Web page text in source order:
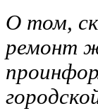
О том,
ремонт